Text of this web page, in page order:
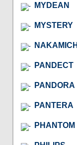
MYDEAN
MYSTERY
NAKAMICHI
PANDECT
PANDORA
PANTERA
PHANTOM